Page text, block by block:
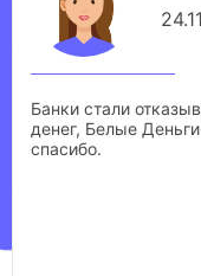
Банки стали
денег, Белые
спасибо.